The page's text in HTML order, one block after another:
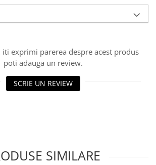
iti exprimi parerea despre acest produs
poti adauga un review.
SCRIE UN REVIEW
SIMILARE